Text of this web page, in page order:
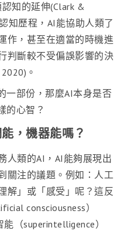
知的延伸(Clark &
知歷程，AI能協助人類了
作，甚至在適當的時機進
判斷較不受偏誤影響的決
。
一部份，那麼AI本身是否
的心智？
，機器能嗎？
人類的AI，AI能夠展現出
關注的議題。例如：人工
解」或「感受」呢？這反
consciousness）
（superintelligence）